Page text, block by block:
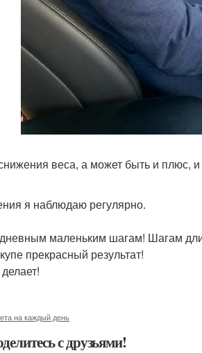
веса, а может быть и плюс,
я наблюдаю регулярно.
маленьким шагам! Шагам
прекрасный результат!
на каждый день
с друзьями!